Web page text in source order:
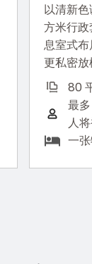
以清新
方米行
息室式
更私密放
80
最
人
一